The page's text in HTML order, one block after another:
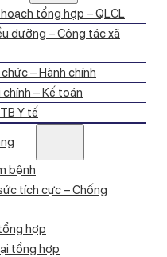
tổng hợp – QLCL
dưỡng – Công tác xã
– Hành chính
– Kế toán
Y tế
bệnh
tích cực – Chống
hợp
tổng hợp